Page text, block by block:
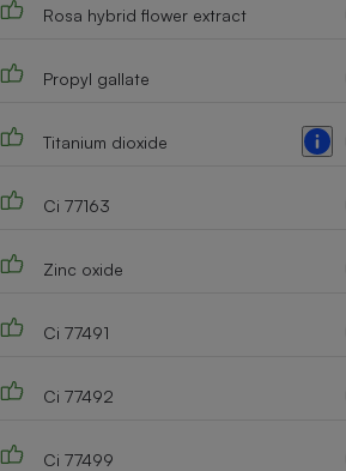
Rosa hybrid flower extract
Propyl gallate
Titanium dioxide
Ci 77163
Zinc oxide
Ci 77491
Ci 77492
Ci 77499